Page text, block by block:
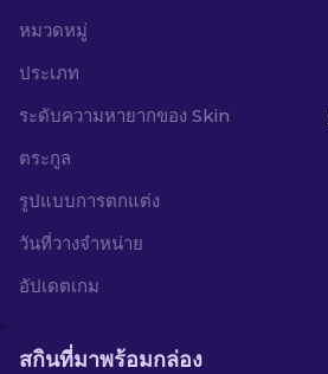
หมวดหมู่
ประเภท
ระดับความหายากของ Skin
ตระกูล
รูปแบบการตกแต่ง
วันที่วางจำหน่าย
อัปเดตเกม
สกินที่มาพร้อมกล่อง